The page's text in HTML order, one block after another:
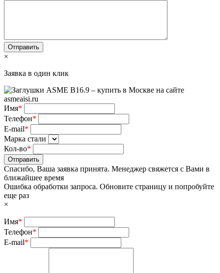
×
Заявка в один клик
Имя*
Телефон*
E-mail*
Марка стали
Кол-во*
Отправить
Спасибо, Ваша заявка принята. Менеджер свяжется с Вами в
ближайшее время
Ошибка обработки запроса. Обновите страницу и попробуйте
еще раз
×
Имя*
Телефон*
E-mail*